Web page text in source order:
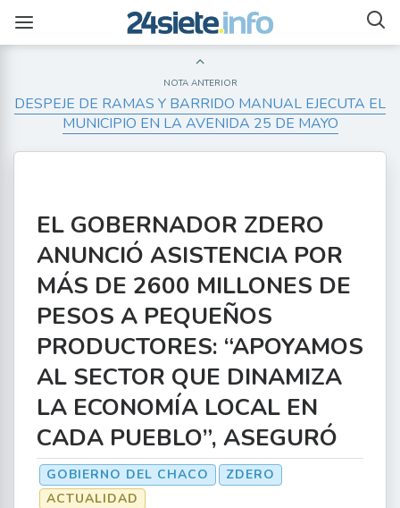
NOTA ANTERIOR
DESPEJE DE RAMAS Y BARRIDO MANUAL EJECUTA EL
MUNICIPIO EN LA AVENIDA 25 DE MAYO
EL GOBERNADOR ZDERO
ANUNCIÓ ASISTENCIA POR
MÁS DE 2600 MILLONES DE
PESOS A PEQUEÑOS
PRODUCTORES: “APOYAMOS
AL SECTOR QUE DINAMIZA
LA ECONOMÍA LOCAL EN
CADA PUEBLO”, ASEGURÓ
GOBIERNO DEL CHACO
ZDERO
ACTUALIDAD